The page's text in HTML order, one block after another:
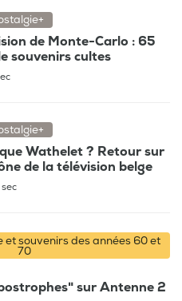
de Monte-Carlo : 65
souvenirs cultes
Wathelet ? Retour sur
de la télévision belge
et souvenirs des années 60 et
70
sur Antenne 2